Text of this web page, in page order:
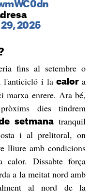
29, 2025
fins al setembre o
l'anticicló i lacalora
marxa enrere. Ara bé,
dies tindrem
setmanatranquil
i al prelitoral, on
lliure amb condicions
calor. Dissabte força
a la meitat nord amb
al nord de la